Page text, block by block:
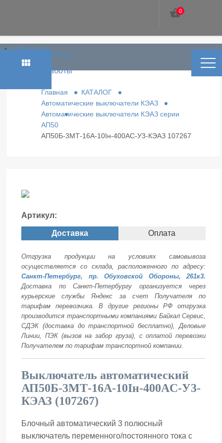
Заказать звонок
Главная
Каталог
Условия работы
shopping_basket0
Главная
КАТАЛОГ
Автоматические выключатели КЭАЗ
Автоматические выключатели КЭАЗ серии
АП50
АП50Б-3МТ-16А-10Iн-400AC-У3-КЭАЗ 107267
Артикул:
Доставка Оплата
Отгрузка продукции на условиях самовывоза
осуществляется со склада, расположенного по адресу:
Санкт-Петербург, пр. Обуховской Обороны, 261к3.
Доставка по Санкт-Петербургу организуется через
курьерские службы Яндекс за счет Получателя по
тарифам перевозчика. В другие регионы РФ отгрузка
производится транспортными компаниями Байкал Сервис,
СДЭК (доставка до транспортной бесплатно), Деловые
Линии, ПЭК (вызов на забор груза), с оплатой перевозки
Получателем по тарифам транспортной компании.
Выключатель автоматический
АП50Б-3МТ-16А-10Iн-400AC-У3-
КЭАЗ (107267)
Блочный автоматический 3 полюсный
выключатель переменного/постоянного тока с
view_module